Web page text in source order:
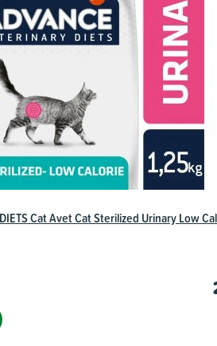
Cat Avet Cat Sterilized Urinary Low